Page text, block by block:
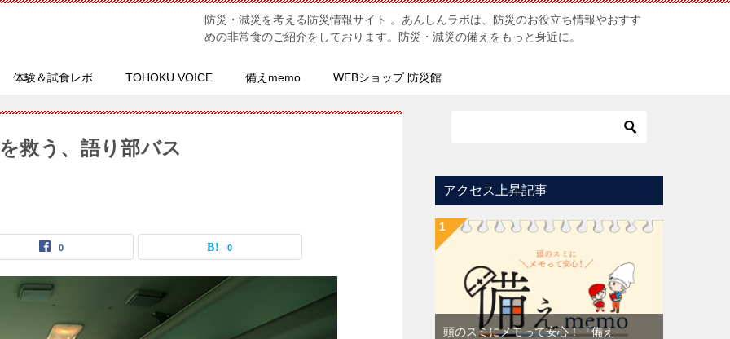
防災・減災を考える防災情報サイト 。あんしんラボは、防災のお役立ち情報やおすす
めの非常食のご紹介をしております。防災・減災の備えをもっと身近に。
体験＆試食レポ TOHOKU VOICE 備えmemo WEBショップ 防災館
救う、語り部バス
0 0
アクセス上昇記事
頭のスミにメモって安心！『備え